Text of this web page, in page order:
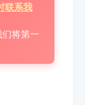
联系我
们将第一